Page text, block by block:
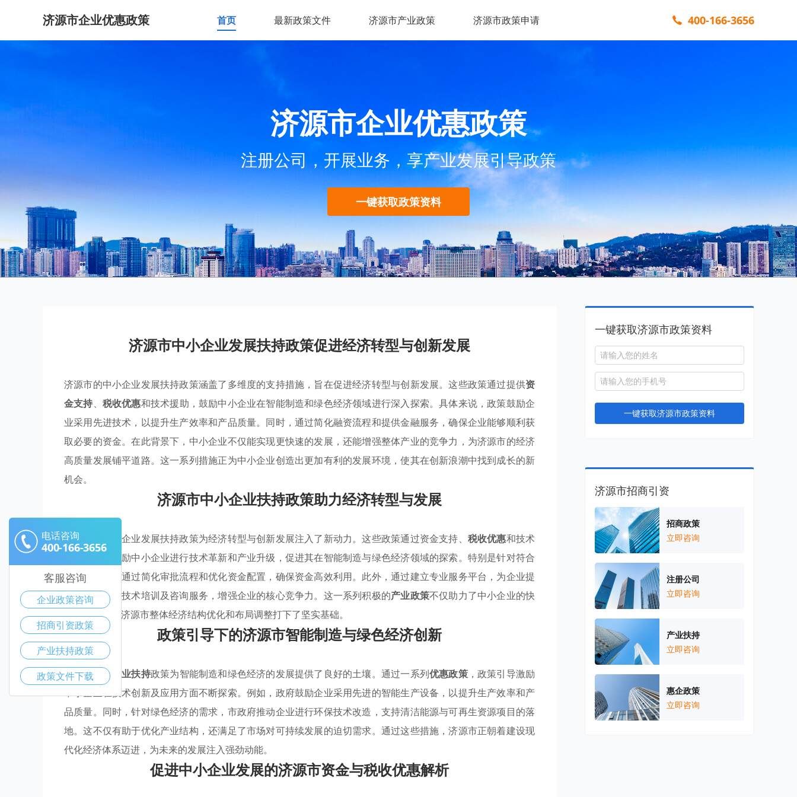
济源市企业优惠政策 首页 最新政策文件 济源市产业政策 济源市政策申请 400-166-3656
济源市企业优惠政策
注册公司，开展业务，享产业发展引导政策
一键获取政策资料
济源市中小企业发展扶持政策促进经济转型与创新发展
济源市的中小企业发展扶持政策涵盖了多维度的支持措施，旨在促进经济转型与创新发展。这些政策通过提供资
金支持、 税收优惠和技术援助，鼓励中小企业在智能制造和绿色经济领域进行深入探索。具体来说，政策鼓励企
业采用先进技术，以提升生产效率和产品质量。同时，通过简化融资流程和提供金融服务，确保企业能够顺利获
取必要的资金。在此背景下，中小企业不仅能实现更快速的发展，还能增强整体产业的竞争力，为济源市的经济
高质量发展铺平道路。这一系列措施正为中小企业创造出更加有利的发展环境，使其在创新浪潮中找到成长的新
机会。
济源市中小企业扶持政策助力经济转型与发展
济源市的中小企业发展扶持政策为经济转型与创新发展注入了新动力。这些政策通过资金支持、 税收优惠和技术
援助，积极激励中小企业进行技术革新和产业升级，促进其在智能制造与绿色经济领域的探索。特别是针对符合
条件的企业，通过简化审批流程和优化资金配置，确保资金高效利用。此外，通过建立专业服务平台，为企业提
供市场信息、技术培训及咨询服务，增强企业的核心竞争力。这一系列积极的产业政策不仅助力了中小企业的快
速成长，也为济源市整体经济结构优化和布局调整打下了坚实基础。
政策引导下的济源市智能制造与绿色经济创新
在济源市， 产业扶持政策为智能制造和绿色经济的发展提供了良好的土壤。通过一系列优惠政策，政策引导激励
中小企业在技术创新及应用方面不断探索。例如，政府鼓励企业采用先进的智能生产设备，以提升生产效率和产
品质量。同时，针对绿色经济的需求，市政府推动企业进行环保技术改造，支持清洁能源与可再生资源项目的落
地。这不仅有助于优化产业结构，还满足了市场对可持续发展的迫切需求。通过这些措施，济源市正朝着建设现
代化经济体系迈进，为未来的发展注入强劲动能。
促进中小企业发展的济源市资金与税收优惠解析
一键获取济源市政策资料
一键获取济源市政策资料
济源市招商引资
招商政策
立即咨询
注册公司
立即咨询
产业扶持
立即咨询
惠企政策
立即咨询
电话咨询
400-166-3656
客服咨询
企业政策咨询
招商引资政策
产业扶持政策
政策文件下载